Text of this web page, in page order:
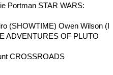
Portman STAR WARS:
(SHOWTIME) Owen Wilson (I
ADVENTURES OF PLUTO
CROSSROADS